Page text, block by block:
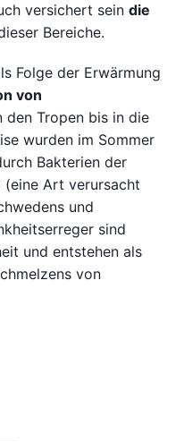
versichert sein die
Bereiche.
Folge der Erwärmung
von
den Tropen bis in die
wurden im Sommer
Bakterien der
(eine Art verursacht
und
sind
und entstehen als
von